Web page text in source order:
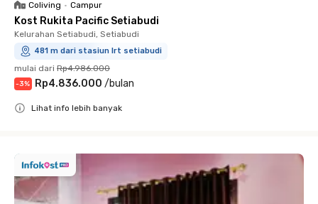
Coliving • Campur
Kost Rukita Pacific Setiabudi
Kelurahan Setiabudi, Setiabudi
481 m dari stasiun lrt setiabudi
mulai dari Rp4.986.000
-3% Rp4.836.000 /bulan
Lihat info lebih banyak